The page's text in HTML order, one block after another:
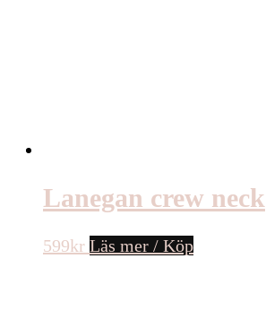
Lanegan crew neck
599kr Läs mer / Köp